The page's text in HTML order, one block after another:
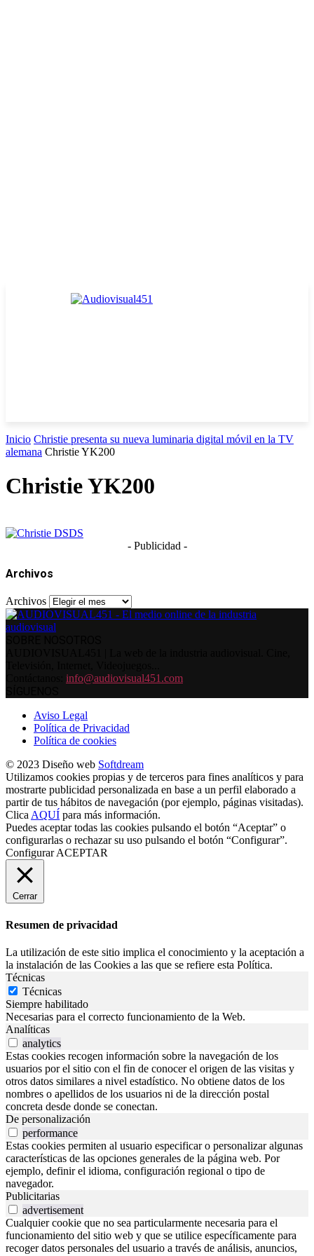
Inicio Christie presenta su nueva luminaria digital móvil en la TV
alemana Christie YK200
Christie YK200
- Publicidad -
Archivos
Archivos
info@audiovisual451.com
Aviso Legal
Política de Privacidad
Política de cookies
© 2023 Diseño web Softdream
Utilizamos cookies propias y de terceros para fines analíticos y para
mostrarte publicidad personalizada en base a un perfil elaborado a
partir de tus hábitos de navegación (por ejemplo, páginas visitadas).
ClicaAQUÍ para más información.
Puedes aceptar todas las cookies pulsando el botón “Aceptar” o
configurarlas o rechazar su uso pulsando el botón “Configurar”.
ConfigurarACEPTAR
Cerrar
Resumen de privacidad
La utilización de este sitio implica el conocimiento y la aceptación a
la instalación de las Cookies a las que se refiere esta Política.
Técnicas
Técnicas
Siempre habilitado
Necesarias para el correcto funcionamiento de la Web.
Analíticas
analytics
Estas cookies recogen información sobre la navegación de los
usuarios por el sitio con el fin de conocer el origen de las visitas y
otros datos similares a nivel estadístico. No obtiene datos de los
nombres o apellidos de los usuarios ni de la dirección postal
concreta desde donde se conectan.
De personalización
performance
Estas cookies permiten al usuario especificar o personalizar algunas
características de las opciones generales de la página web. Por
ejemplo, definir el idioma, configuración regional o tipo de
navegador.
Publicitarias
advertisement
Cualquier cookie que no sea particularmente necesaria para el
funcionamiento del sitio web y que se utilice específicamente para
recoger datos personales del usuario a través de análisis, anuncios,